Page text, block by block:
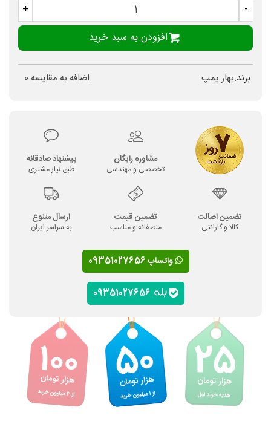
-
+
افزودن به سبد خرید
برند:بهار پمپ اضافه به مقایسه 0
مشاوره رایگان
تخصصی و مهندسی
پیشنهاد صادقانه
طبق نیاز مشتری
تضمین اصالت
کالا و گارانتی
تضمین قیمت
منصفانه و مناسب
ارسال متنوع
به سراسر ایران
واتساپ 09351027656